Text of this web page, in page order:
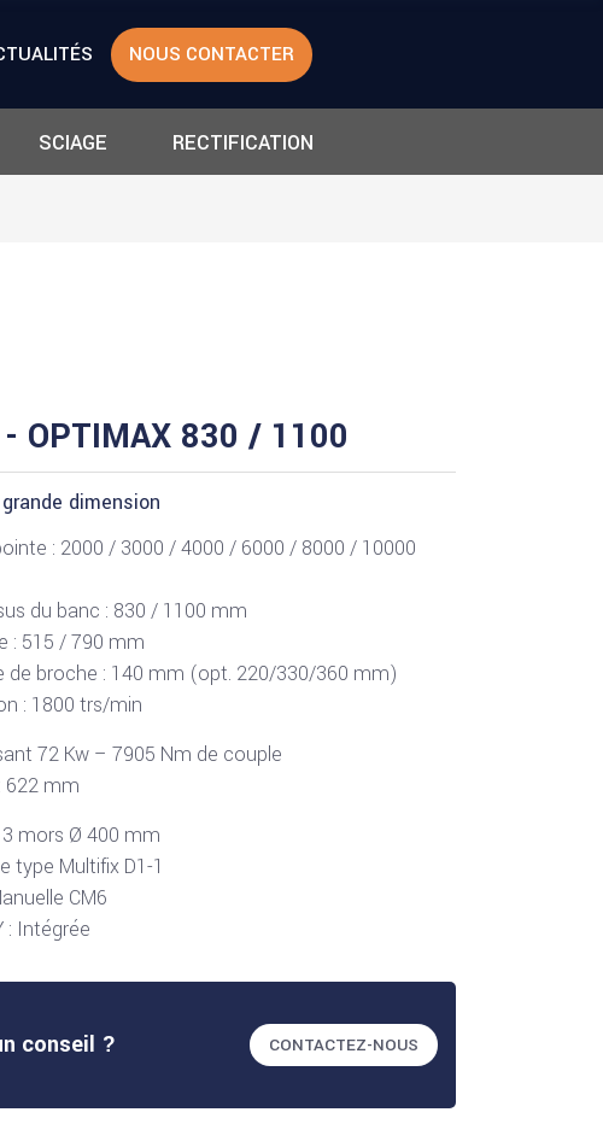
NOUS CONTACTER
SCIAGE RECTIFICATION
- OPTIMAX 830 / 1100
dimension
: 2000 / 3000 / 4000 / 6000 / 8000 / 10000
du banc : 830 / 1100 mm
: 515 / 790 mm
de broche : 140 mm (opt. 220/330/360 mm)
: 1800 trs/min
72 Kw – 7905 Nm de couple
622 mm
3 mors Ø 400 mm
type Multifix D1-1
CM6
: Intégrée
conseil ? CONTACTEZ-NOUS